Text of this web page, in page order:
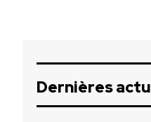
Dernières actu